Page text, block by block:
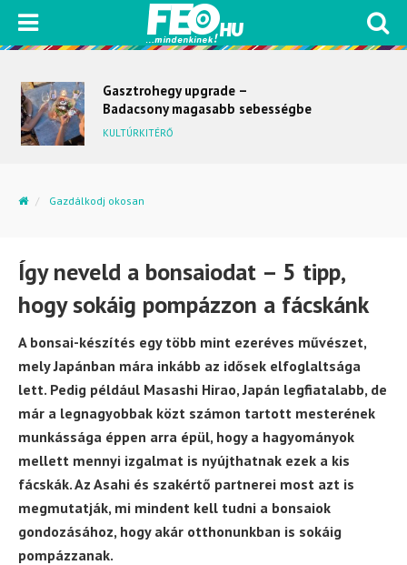
Gasztrohegy upgrade –
Badacsony magasabb sebességbe
kapcsol
KULTÚRKITÉRŐ
Gazdálkodj okosan
Így neveld a bonsaiodat – 5 tipp,
hogy sokáig pompázzon a fácskánk
A bonsai-készítés egy több mint ezeréves művészet,
mely Japánban mára inkább az idősek elfoglaltsága
lett. Pedig például Masashi Hirao, Japán legfiatalabb, de
már a legnagyobbak közt számon tartott mesterének
munkássága éppen arra épül, hogy a hagyományok
mellett mennyi izgalmat is nyújthatnak ezek a kis
fácskák. Az Asahi és szakértő partnerei most azt is
megmutatják, mi mindent kell tudni a bonsaiok
gondozásához, hogy akár otthonunkban is sokáig
pompázzanak.